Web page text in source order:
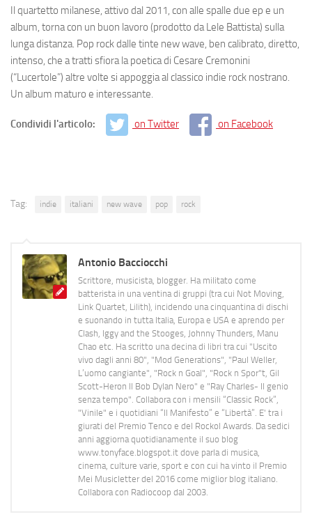
Il quartetto milanese, attivo dal 2011, con alle spalle due ep e un
album, torna con un buon lavoro (prodotto da Lele Battista) sulla
lunga distanza. Pop rock dalle tinte new wave, ben calibrato, diretto,
intenso, che a tratti sfiora la poetica di Cesare Cremonini
(“Lucertole”) altre volte si appoggia al classico indie rock nostrano.
Un album maturo e interessante.
Condividi l'articolo: on Twitter on Facebook
Tag: indie italiani new wave pop rock
Antonio Bacciocchi
Scrittore, musicista, blogger. Ha militato come
batterista in una ventina di gruppi (tra cui Not Moving,
Link Quartet, Lilith), incidendo una cinquantina di dischi
e suonando in tutta Italia, Europa e USA e aprendo per
Clash, Iggy and the Stooges, Johnny Thunders, Manu
Chao etc. Ha scritto una decina di libri tra cui "Uscito
vivo dagli anni 80", "Mod Generations", "Paul Weller,
L’uomo cangiante", "Rock n Goal", "Rock n Spor"t, Gil
Scott-Heron Il Bob Dylan Nero" e "Ray Charles- Il genio
senza tempo". Collabora con i mensili “Classic Rock”,
"Vinile" e i quotidiani “Il Manifesto” e “Libertà”. E' tra i
giurati del Premio Tenco e del Rockol Awards. Da sedici
anni aggiorna quotidianamente il suo blog
www.tonyface.blogspot.it dove parla di musica,
cinema, culture varie, sport e con cui ha vinto il Premio
Mei Musicletter del 2016 come miglior blog italiano.
Collabora con Radiocoop dal 2003.